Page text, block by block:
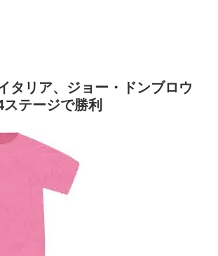
タリア、ジョー・ドンブロウ
テージで勝利